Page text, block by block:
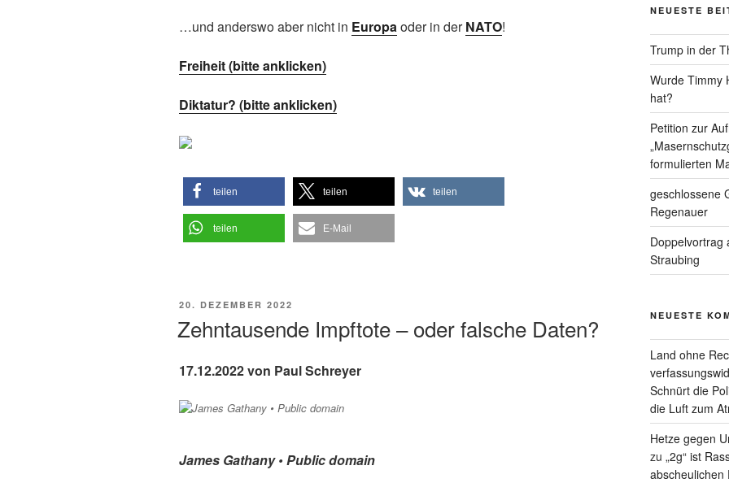
…und anderswo aber nicht in Europaoder in derNATO!
Freiheit (bitte anklicken)
Diktatur? (bitte anklicken)
teilen teilen teilen
teilen E-Mail
VERÖFFENTLICHT
20. DEZEMBER 2022
Zehntausende Impftote – oder falsche Daten?
17.12.2022 von Paul Schreyer
James Gathany • Public domain
NEUESTE
Trump in der
Wurde Timmy
hat?
Petition zur
formulierten
geschlossene
Regenauer
Doppelvortrag
Straubing
NEUESTE
Land ohne
Schnürt die
die Luft zum
Hetze gegen
zu „2g“ ist
abscheulichen